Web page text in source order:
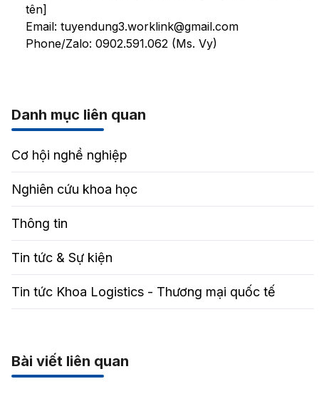
tên]
Email: tuyendung3.worklink@gmail.com
Phone/Zalo: 0902.591.062 (Ms. Vy)
Danh mục liên quan
Cơ hội nghề nghiệp
Nghiên cứu khoa học
Thông tin
Tin tức & Sự kiện
Tin tức Khoa Logistics - Thương mại quốc tế
Bài viết liên quan